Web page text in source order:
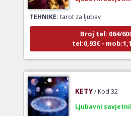
TEHNIKE:tarot za ljubav
Broj tel: 064/
tel:0,93€ -
KETY / Kod 32
Ljubavni